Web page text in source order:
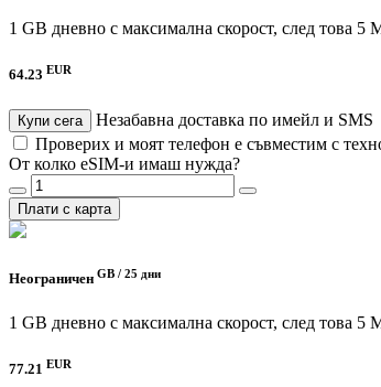
1 GB дневно с максимална скорост, след това 5
64.23 EUR
Купи сега
Незабавна доставка по имейл и SMS
Проверих и моят телефон е съвместим с
От колко eSIM-и имаш нужда?
Плати с карта
Неограничен GB / 25 дни
1 GB дневно с максимална скорост, след това 5
77.21 EUR